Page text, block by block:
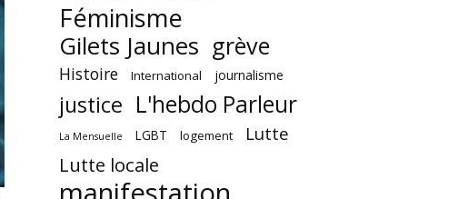
Féminisme
Gilets Jaunes grève
Histoire International journalisme
justice L'hebdo Parleur
La Mensuelle LGBT logement Lutte
Lutte locale